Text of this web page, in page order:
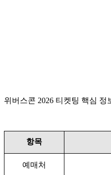
위버스콘 2026 티켓팅 핵심 정
항목
예매처